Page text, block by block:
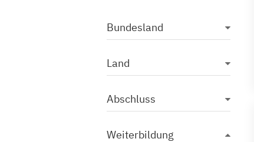
Bundesland
Land
Abschluss
Weiterbildung